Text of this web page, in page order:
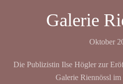
Galerie
Oktober
Die Publizistin Ilse Högler zur
Galerie Riennössl